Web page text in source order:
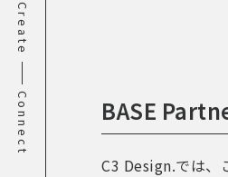
BASE
C3 Design.では、
Create
Connect